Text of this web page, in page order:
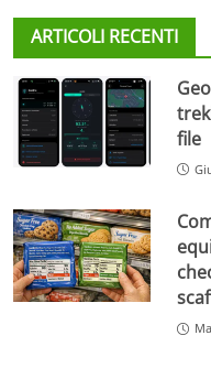
ARTICOLI RECENTI
file